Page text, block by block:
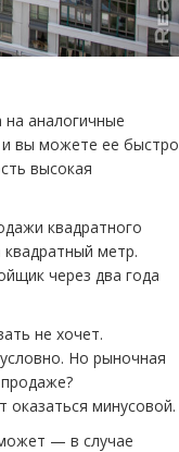
аналогичные
и вы можете ее быстро
высокая
квадратного
метр.
через два года
не хочет.
Но рыночная
минусовой.
— в случае